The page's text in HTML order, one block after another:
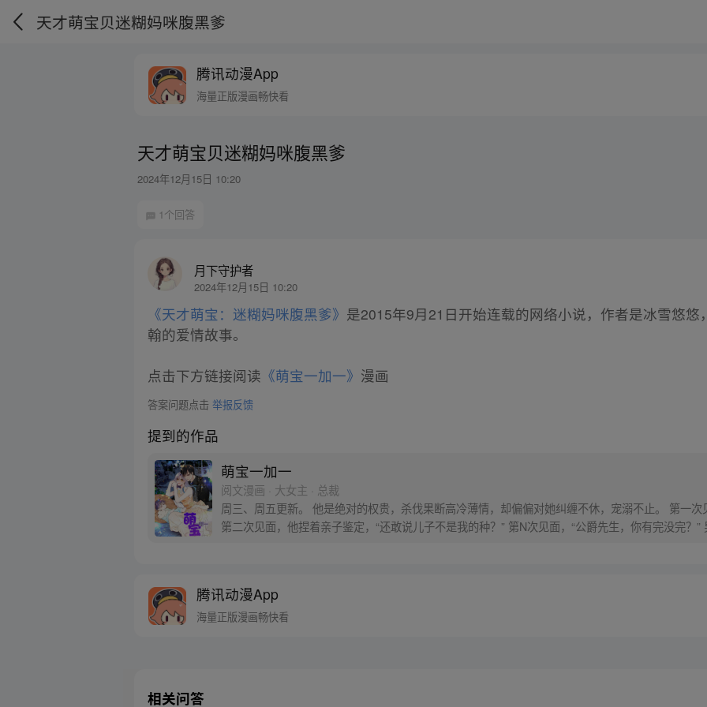
天才萌宝贝迷糊妈咪腹黑爹
腾讯动漫App
海量正版漫画畅快看
天才萌宝贝迷糊妈咪腹黑爹
2024年12月15日 10:20
1个回答
月下守护者
2024年12月15日 10:20
《天才萌宝：迷糊妈咪腹黑爹》 是2015年9月21日开始连载的网络小说，作者是冰雪悠
翰的爱情故事。
点击下方链接阅读 《萌宝一加一》 漫画
答案问题点击举报反馈
提到的作品
萌宝一加一
阅文漫画 · 大女主 · 总裁
周三、周五更新。 他是绝对的权贵，杀伐果断高冷薄情，却偏偏对她纠缠不休，宠溺不止。 第一次见面，他质问，“六年前，是不是你？”
第二次见面，他捏着亲子鉴定，“还敢说儿子不是我的种？” 第N次见面，“公爵先生，你有完没完？” 男人扬唇，笑得深沉魅惑，“二胎没生，
腾讯动漫App
海量正版漫画畅快看
相关问答